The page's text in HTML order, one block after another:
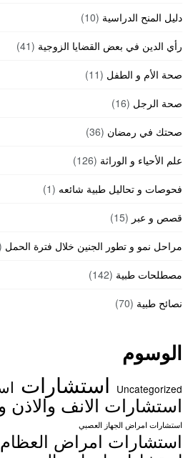
دليل المنح الدراسية (10)
رأي الدين في بعض القضايا الزوجية (41)
صحة الأم و الطفل (11)
صحة الرجل (16)
صحتك في رمضان (36)
علم الأحياء و الوراثة (126)
فحوصات و تحاليل طبية شائعه (1)
قصص و عبر (15)
مراحل نمو و تطور الجنين خلال فترة الحمل
مصطلحات طبية (142)
نصائح طبية (70)
الوسوم
Uncategorized استشارات
استشارات الانف والاذن
استشارات امراض الجهاز العصبي
استشارات امراض